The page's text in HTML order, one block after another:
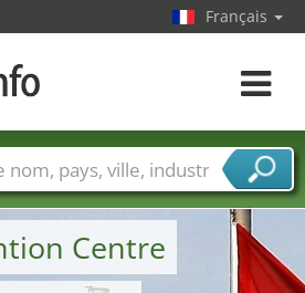
Centre
Français
Toggle
Villes
Secteurs de foire
de services